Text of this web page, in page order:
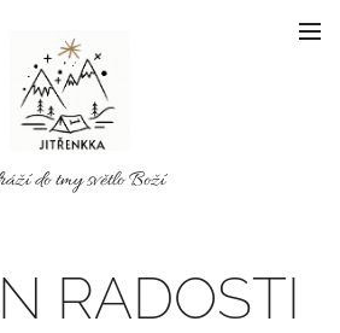
do tmy světlo Boží
RADOSTI